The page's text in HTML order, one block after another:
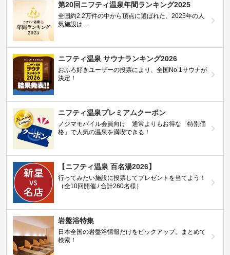
第20回ニフティ温泉年間ランキング2025
全国約2.2万件の中から頂点に選ばれた、2025年の人
気施設は…
ニフティ温泉 サウナランキング2026
おふろ好きユーザーの投票により、全国No.1サウナが
決定！
ニフティ温泉プレミアムクーポン
ノジマモバイル会員向け 通常よりもお得な「特別価
格」で人気の温泉を満喫できる！
【ニフティ温泉 百名湯2026】
行ってみたい施設に投票してプレゼントを当てよう！
（全10回開催 / 合計260名様）
岩盤浴特集
日本全国の岩盤浴情報だけをピックアップ。まとめて
検索！